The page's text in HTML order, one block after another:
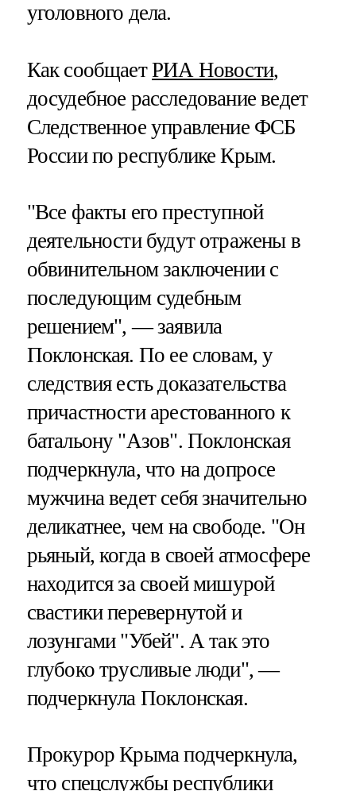
уголовного дела.
Как сообщаетРИА Новости,
досудебное расследование ведет
Следственное управление ФСБ
России по республике Крым.
"Все факты его преступной
деятельности будут отражены в
обвинительном заключении с
последующим судебным
решением", — заявила
Поклонская. По ее словам, у
следствия есть доказательства
причастности арестованного к
батальону "Азов". Поклонская
подчеркнула, что на допросе
мужчина ведет себя значительно
деликатнее, чем на свободе. "Он
рьяный, когда в своей атмосфере
находится за своей мишурой
свастики перевернутой и
лозунгами "Убей". А так это
глубоко трусливые люди", —
подчеркнула Поклонская.
Прокурор Крыма подчеркнула,
что спецслужбы республики